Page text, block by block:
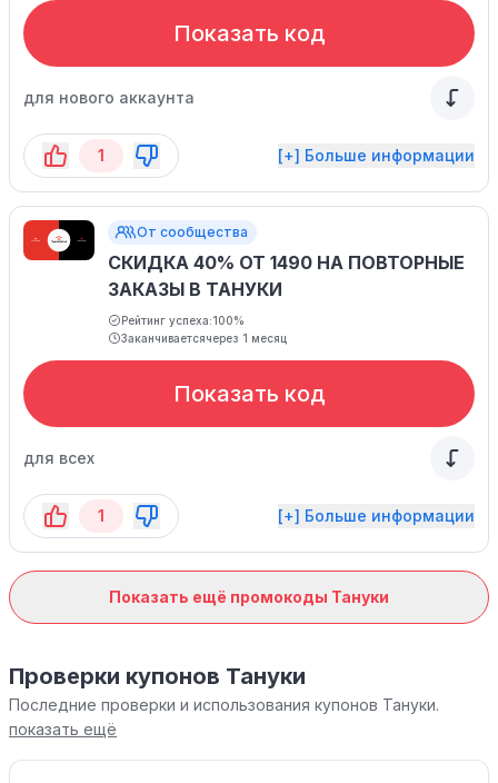
Показать код
для нового аккаунта
1 [+] Больше информации
От сообщества
СКИДКА 40% ОТ 1490 НА ПОВТОРНЫЕ
ЗАКАЗЫ В ТАНУКИ
Рейтинг успеха:100%
Заканчиваетсячерез 1 месяц
Показать код
для всех
1 [+] Больше информации
Показать ещё промокоды Тануки
Проверки купонов Тануки
Последние проверки и использования купонов Тануки.
показать ещё